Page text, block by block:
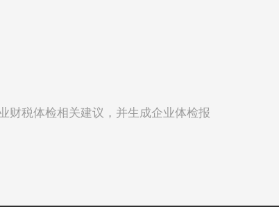
财税体检相关建议，并生成企业体检报